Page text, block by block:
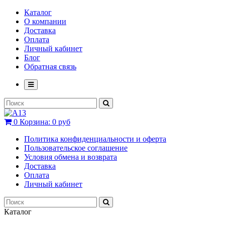
Каталог
О компании
Доставка
Оплата
Личный кабинет
Блог
Обратная связь
0 Корзина: 0 руб
Политика конфиденциальности и оферта
Пользовательское соглашение
Условия обмена и возврата
Доставка
Оплата
Личный кабинет
Каталог